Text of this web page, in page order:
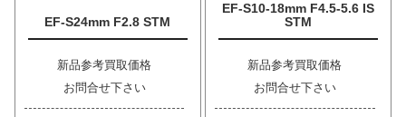
EF-S24mm F2.8 STM
新品参考買取価格
お問合せ下さい
EF-S10-18mm F4.5-5.6 IS
STM
新品参考買取価格
お問合せ下さい